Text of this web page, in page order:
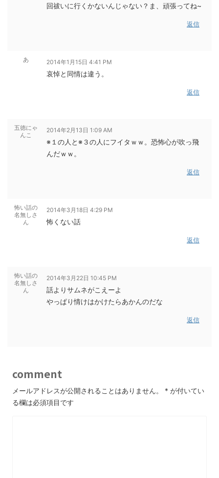
回祓いに行くかないんじゃない？ま、頑張ってね~
返信
あ 2014年1月15日 4:41 PM
哀悼と同情は違う。
返信
五徳にゃ
んこ
2014年2月13日 1:09 AM
※１の人と※３の人にフイタｗｗ。恐怖心が吹っ飛
んだｗｗ。
返信
怖い話の
名無しさ
ん
2014年3月18日 4:29 PM
怖くない話
返信
怖い話の
名無しさ
ん
2014年3月22日 10:45 PM
話よりサムネがこえーよ
やっぱり情けはかけたらあかんのだな
返信
comment
メールアドレスが公開されることはありません。 * が付いてい
る欄は必須項目です